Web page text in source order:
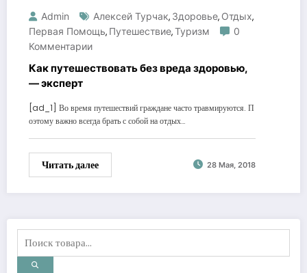
Admin Алексей Турчак, Здоровье, Отдых,
Первая Помощь, Путешествие,Туризм
0
Комментарии
Как путешествовать без вреда здоровью,
— эксперт
[ad_1] Во время путешествий граждане часто травмируются. П
оэтому важно всегда брать с собой на отдых…
Читать далее 28 Мая, 2018